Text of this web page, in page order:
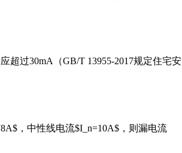
超过30mA（GB/T 13955-2017规定住宅安
，中性线电流$I_n=10A$，则漏电流